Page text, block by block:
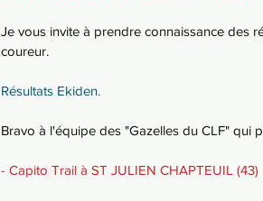
Je vous invite à prendre connaissance des
coureur.
Résultats Ekiden.
Bravo à l'équipe des "Gazelles du CLF" qui
- Capito Trail à ST JULIEN CHAPTEUIL (43)